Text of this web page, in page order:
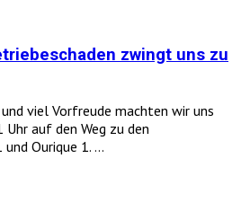
zwingt uns zu
viel Vorfreude machten wir uns
auf den Weg zu den
Ourique 1. ...